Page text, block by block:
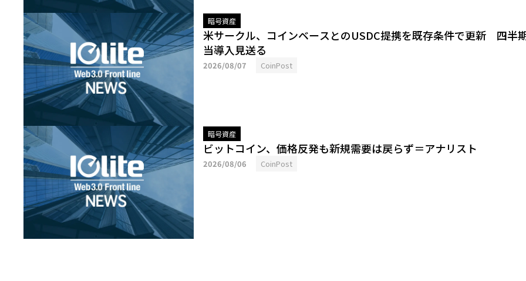
暗号資産
米サークル、コインベースとのUSDC提携を既存条件で更新 四半
当導入見送る
2026/08/07 CoinPost
暗号資産
ビットコイン、価格反発も新規需要は戻らず＝アナリスト
2026/08/06 CoinPost